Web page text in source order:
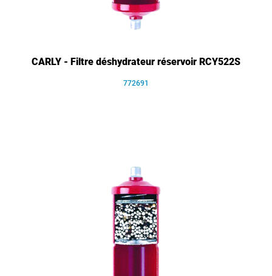
CARLY - Filtre déshydrateur réservoir RCY522S
772691